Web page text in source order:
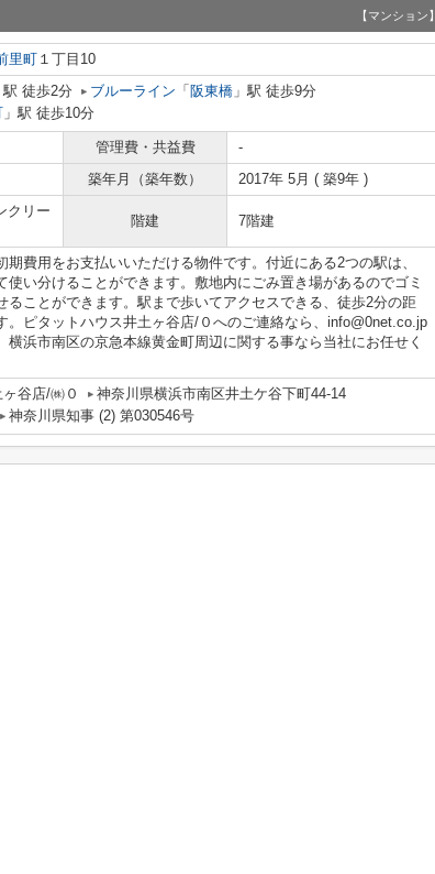
【マンション】
里町 １丁目10
駅 徒歩2分 ブルーライン 「 阪東橋 」駅 徒歩9分
」駅 徒歩10分
管理費・共益費
-
築年月（築年数） 2017年 5月 ( 築9年 )
クリー
階建 7階建
期費用をお支払いいただける物件です。付近にある2つの駅は、
使い分けることができます。敷地内にごみ置き場があるのでゴミ
ることができます。駅まで歩いてアクセスできる、徒歩2分の距
。ピタットハウス井土ヶ谷店/０へのご連絡なら、info@0net.co.jp
横浜市南区の京急本線黄金町周辺に関する事なら当社にお任せく
谷店/㈱０
神奈川県横浜市南区井土ケ谷下町44-14
神奈川県知事 (2) 第030546号